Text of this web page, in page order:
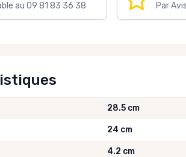
au 09 81 83 36 38
Par
28.5 cm
24 cm
4.2 cm